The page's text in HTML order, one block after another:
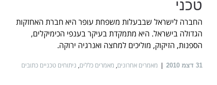
טכני
החברה לישראל שבבעלות משפחת עופר היא חברת האחזקות
הגדולה בישראל‏‏. היא מתמקדת בעיקר בענפי הכימיקלים,
הספנות, הזיקוק, מוליכים למחצה ואנרגיה ירוקה.
31 דצמ 2010 מאמרים אחרונים, מאמרים כללים, ניתוחים טכניים כתובים